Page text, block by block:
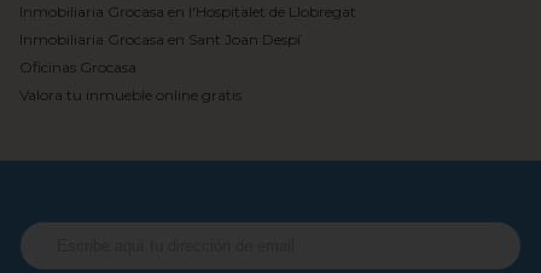
Inmobiliaria Grocasa en l'Hospitalet de Llobregat
Inmobiliaria Grocasa en Sant Joan Despí
Oficinas Grocasa
Valora tu inmueble online gratis